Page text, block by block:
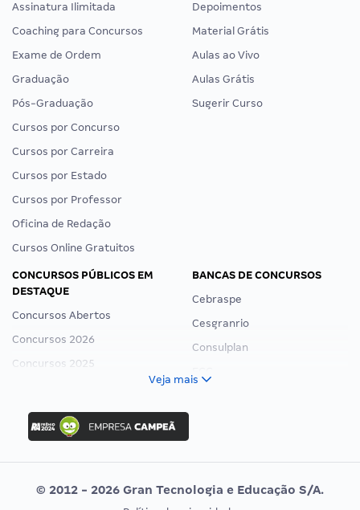
Assinatura Ilimitada
Coaching para Concursos
Exame de Ordem
Graduação
Pós-Graduação
Cursos por Concurso
Cursos por Carreira
Cursos por Estado
Cursos por Professor
Oficina de Redação
Cursos Online Gratuitos
Depoimentos
Material Grátis
Aulas ao Vivo
Aulas Grátis
Sugerir Curso
CONCURSOS PÚBLICOS EM
DESTAQUE
Concursos Abertos
Concursos 2026
Concursos 2025
Concurso Ibama
Concurso MPU
Editais publicados
BANCAS DE CONCURSOS
Cebraspe
Cesgranrio
Consulplan
Vunesp
Veja mais
© 2012 - 2026 Gran Tecnologia e Educação S/A.